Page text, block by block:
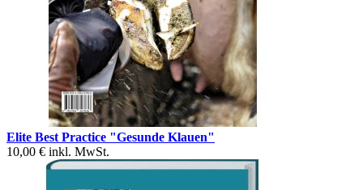
Elite Best Practice "Gesunde Klauen"
10,00 € inkl. MwSt.